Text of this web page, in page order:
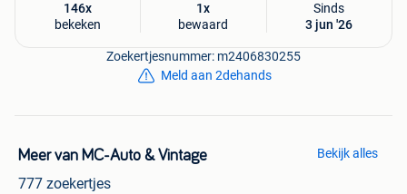
146x
bekeken
1x
bewaard
Sinds
3 jun '26
Zoekertjesnummer: m2406830255
Meld aan 2dehands
Meer van MC-Auto & Vintage
777 zoekertjes
Bekijk alles